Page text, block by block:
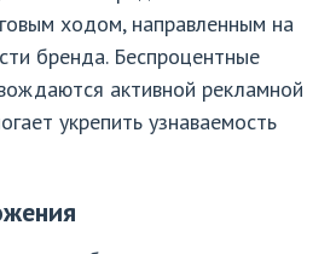
ходом, направленным на
бренда. Беспроцентные
активной рекламной
укрепить узнаваемость